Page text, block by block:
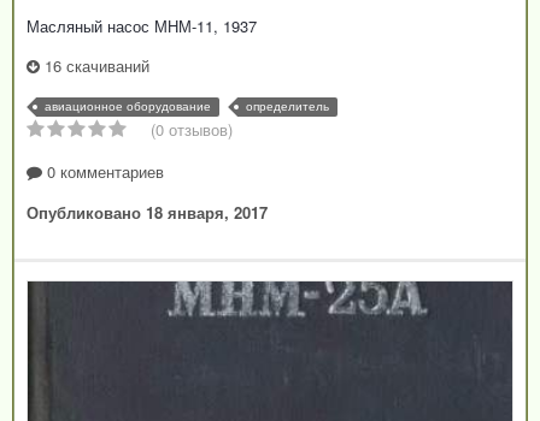
Масляный насос МНМ-11, 1937
16 скачиваний
авиационное оборудование определитель
(0 отзывов)
0 комментариев
Опубликовано 18 января, 2017